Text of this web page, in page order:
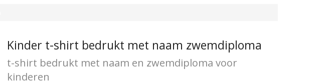
Kinder t-shirt bedrukt met naam zwemdiploma
t-shirt bedrukt met naam en zwemdiploma voor
kinderen